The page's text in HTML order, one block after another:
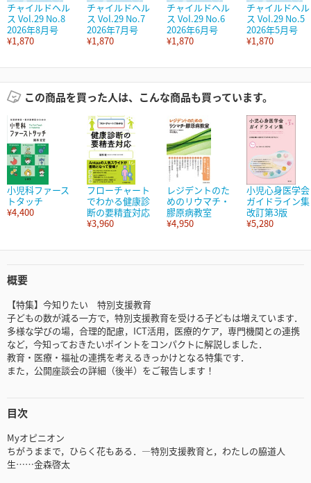
チャイルドヘル
ス Vol.29 No.8
2026年8月号
¥1,870
チャイルドヘル
ス Vol.29 No.7
2026年7月号
¥1,870
チャイルドヘル
ス Vol.29 No.6
2026年6月号
¥1,870
チャイルドヘル
ス Vol.29 No.5
2026年5月号
¥1,870
この商品を買った人は、こんな商品も買っています。
小児科ファース
トタッチ
¥4,400
フローチャート
でわかる健康診
断の要精査対応
¥3,960
レジデントのた
めのリウマチ・
膠原病教室
¥4,950
小児心身医学会
ガイドライン集
改訂第3版
¥5,280
概要
【特集】今知りたい 特別支援教育
子どもの数が減る一方で，特別支援教育を受ける子どもは増えています．
多様な学びの場，合理的配慮，ICT活用，医療的ケア，専門機関との連携
など，今知っておきたいポイントをコンパクトに解説しました．
教育・医療・福祉の連携を考えるきっかけとなる特集です．
また，公開座談会の詳細（後半）をご報告します！
目次
Myオピニオン
ちがうままで，ひらく花もある．―特別支援教育と，わたしの脇道人
生……金森啓太